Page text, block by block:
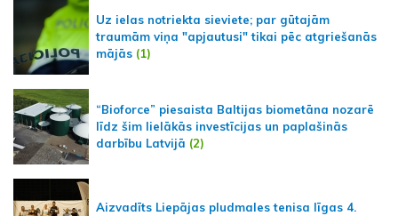
Uz ielas notriekta sieviete; par gūtajām
traumām viņa "apjautusi" tikai pēc atgriešanās
mājās (1)
“Bioforce” piesaista Baltijas biometāna nozarē
līdz šim lielākās investīcijas un paplašinās
darbību Latvijā (2)
Aizvadīts Liepājas pludmales tenisa līgas 4.